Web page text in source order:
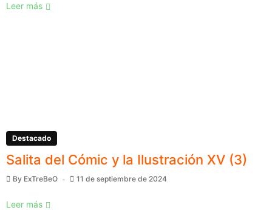
Leer más
Destacado
Salita del Cómic y la Ilustración XV (3)
By ExTreBeO 11 de septiembre de 2024
Leer más